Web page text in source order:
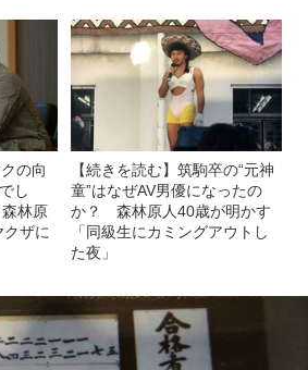
の向
し
林原
クザに
【続きを読む】筑駒卒の“元神
童”はなぜAV男優になったの
か？ 森林原人40歳が明かす
「同級生にカミングアウトし
た夜」